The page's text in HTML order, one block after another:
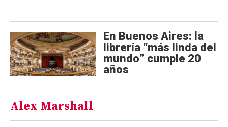
En Buenos Aires: la
librería “más linda del
mundo” cumple 20
años
Alex Marshall